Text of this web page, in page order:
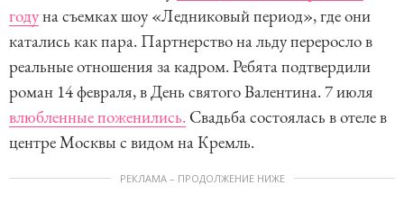
годуна съемках шоу «Ледниковый период», где они
катались как пара. Партнерство на льду переросло в
реальные отношения за кадром. Ребята подтвердили
роман 14 февраля, в День святого Валентина. 7 июля
влюбленные поженились. Свадьба состоялась в отеле в
центре Москвы с видом на Кремль.
РЕКЛАМА – ПРОДОЛЖЕНИЕ НИЖЕ